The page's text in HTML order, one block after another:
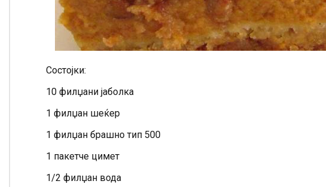
Состојки:
10 филџани јаболка
1 филџан шеќер
1 филџан брашно тип 500
1 пакетче цимет
1/2 филџан вода